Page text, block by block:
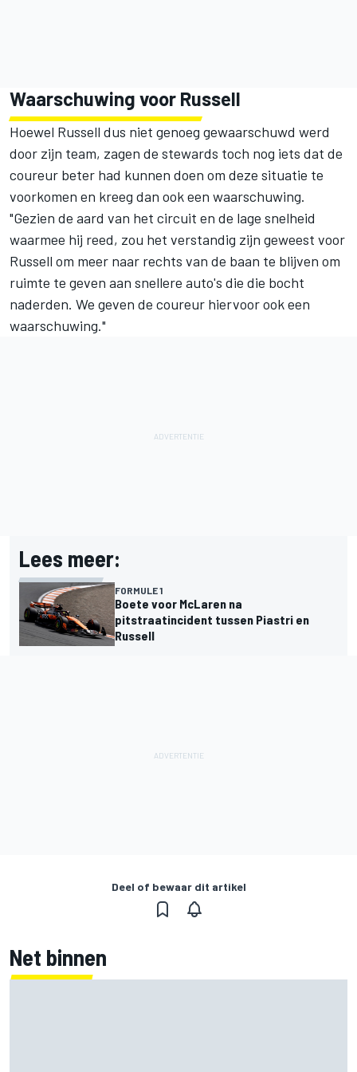
Waarschuwing voor Russell
Hoewel Russell dus niet genoeg gewaarschuwd werd
door zijn team, zagen de stewards toch nog iets dat de
coureur beter had kunnen doen om deze situatie te
voorkomen en kreeg dan ook een waarschuwing.
"Gezien de aard van het circuit en de lage snelheid
waarmee hij reed, zou het verstandig zijn geweest voor
Russell om meer naar rechts van de baan te blijven om
ruimte te geven aan snellere auto's die die bocht
naderden. We geven de coureur hiervoor ook een
waarschuwing."
Lees meer:
FORMULE 1
Boete voor McLaren na
pitstraatincident tussen Piastri en
Russell
Deel of bewaar dit artikel
Net binnen